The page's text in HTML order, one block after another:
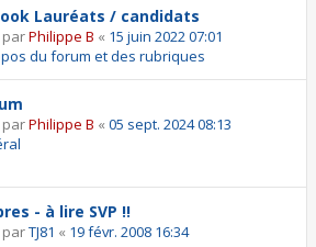
Lauréats / candidats
parPhilippe B « 15 juin 2022 07:01
du forum et des rubriques
parPhilippe B « 05 sept. 2024 08:13
- à lire SVP !!
parTJ81 « 19 févr. 2008 16:34